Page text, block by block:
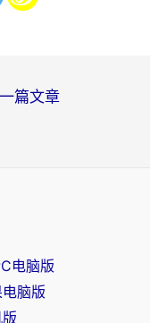
篇文章
电脑版
脑版